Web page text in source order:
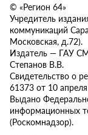
© «Регион 64»
Учредитель
коммуникаций
Московская, д.72).
Издатель — ГАУ
Степанов В.В.
Свидетельство о
61373 от 10
Выдано
информационных
(Роскомнадзор).